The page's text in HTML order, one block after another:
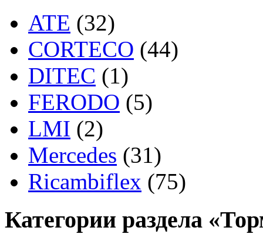
ATE (32)
CORTECO (44)
DITEC (1)
FERODO (5)
LMI (2)
Mercedes (31)
Ricambiflex (75)
Категории раздела